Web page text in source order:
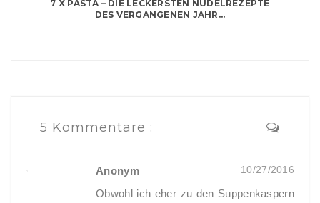
7 X PASTA – DIE LECKERSTEN NUDELREZEPTE
DES VERGANGENEN JAHR...
5 Kommentare :
Anonym 10/27/2016
Obwohl ich eher zu den Suppenkaspern